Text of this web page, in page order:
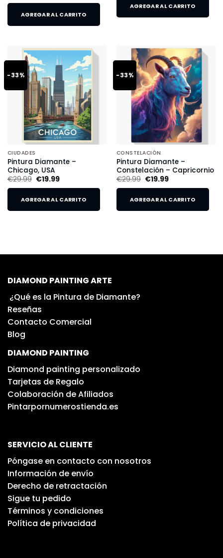
AGREGAR AL CARRITO
AGREGAR AL CARRITO
-33%
CIUDADES
Pintura Diamante –
Chicago, USA
€29.99 €19.99
AGREGAR AL CARRITO
-33%
CONSTELACIÓN
Pintura Diamante –
Constelación – Capricornio
€29.99 €19.99
AGREGAR AL CARRITO
DIAMOND PAINTING ARTE
¿Qué es la Pintura de Diamante?
Reseñas
Contacto Comercial
Blog
DIAMOND PAINTING
Diamond painting personalizado
Tarjetas de Regalo
Colaboración de Afiliados
Pintarpornumerostienda.es
SERVICIO AL CLIENTE
Póngase en contacto con nosotros
Información de envío
Derecho de retractación
Sigue tu pedido
Términos y condiciones
Política de privacidad